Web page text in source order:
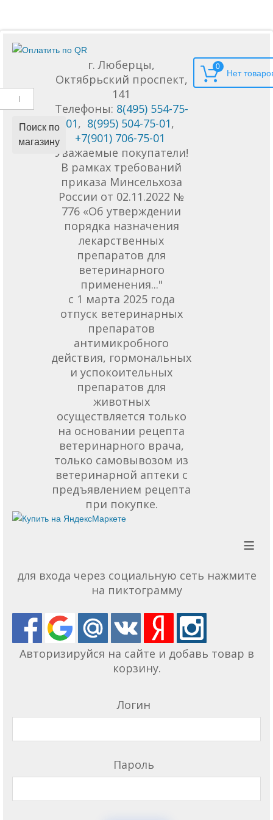
Поиск по
магазину
г. Люберцы,
Октябрьский проспект,
141
Телефоны: 8(495) 554-75-
01, 8(995) 504-75-01,
+7(901) 706-75-01
Уважаемые покупатели!
В рамках требований
приказа Минсельхоза
России от 02.11.2022 №
776 «Об утверждении
порядка назначения
лекарственных
препаратов для
ветеринарного
применения..."
с 1 марта 2025 года
отпуск ветеринарных
препаратов
антимикробного
действия, гормональных
и успокоительных
препаратов для
животных
осуществляется только
на основании рецепта
ветеринарного врача,
только самовывозом из
ветеринарной аптеки с
предъявлением рецепта
при покупке.
0
≡
для входа через социальную сеть нажмите
на пиктограмму
Авторизируйся на сайте и добавь товар в
корзину.
Логин
Пароль